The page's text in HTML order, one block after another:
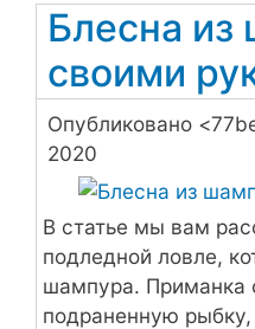
секреты:
Блесна из
своими
Опубликовано <
2020
В статье мы вам
подледной ловле,
шампура. Приманка
подраненную